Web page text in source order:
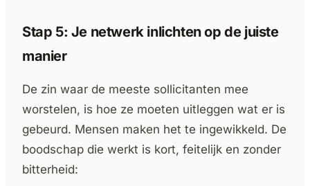
Stap 5: Je netwerk inlichten op de juiste
manier
De zin waar de meeste sollicitanten mee
worstelen, is hoe ze moeten uitleggen wat er is
gebeurd. Mensen maken het te ingewikkeld. De
boodschap die werkt is kort, feitelijk en zonder
bitterheid: